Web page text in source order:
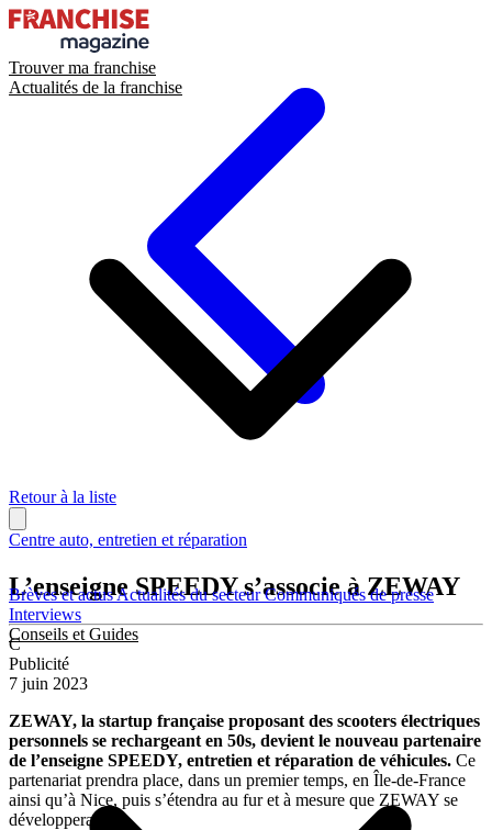
Trouver ma franchise
Actualités de la franchise
Brèves et actusActualités du secteurCommuniqués de presse
Interviews
Conseils et Guides
Retour à la liste
Centre auto, entretien et réparation
L’enseigne SPEEDY s’associe à ZEWAY
C
Publicité
7 juin 2023
ZEWAY, la startup française proposant des scooters électriques
personnels se rechargeant en 50s, devient le nouveau partenaire
de l’enseigne SPEEDY, entretien et réparation de véhicules. Ce
partenariat prendra place, dans un premier temps, en Île-de-France
ainsi qu’à Nice, puis s’étendra au fur et à mesure que ZEWAY se
développera.